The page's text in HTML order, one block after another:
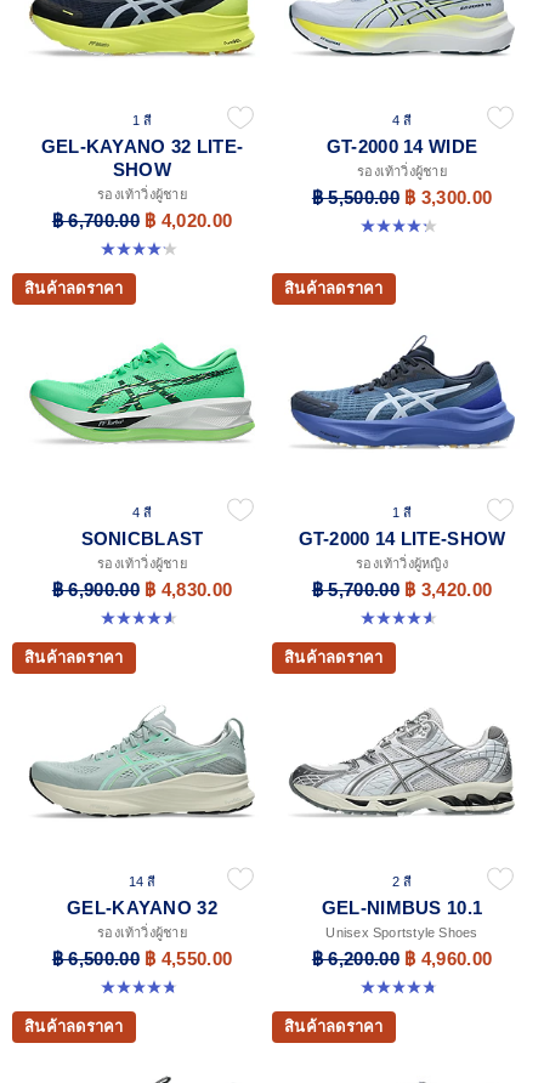
1 สี
GEL-KAYANO 32 LITE-
SHOW
รองเท้าวิ่งผู้ชาย
฿ 6,700.00 ฿ 4,020.00
4.2 จาก 5 ดาว 13 รีวิว
4 สี
GT-2000 14 WIDE
รองเท้าวิ่งผู้ชาย
฿ 5,500.00 ฿ 3,300.00
4.2 จาก 5 ดาว 57 รีวิว
สินค้าลดราคา
4 สี
SONICBLAST
รองเท้าวิ่งผู้ชาย
฿ 6,900.00 ฿ 4,830.00
4.6 จาก 5 ดาว 191 รีวิว
สินค้าลดราคา
1 สี
GT-2000 14 LITE-SHOW
รองเท้าวิ่งผู้หญิง
฿ 5,700.00 ฿ 3,420.00
4.6 จาก 5 ดาว 5 รีวิว
สินค้าลดราคา
14 สี
GEL-KAYANO 32
รองเท้าวิ่งผู้ชาย
฿ 6,500.00 ฿ 4,550.00
4.8 จาก 5 ดาว 534 รีวิว
สินค้าลดราคา
2 สี
GEL-NIMBUS 10.1
Unisex Sportstyle Shoes
฿ 6,200.00 ฿ 4,960.00
4.7 จาก 5 ดาว 38 รีวิว
สินค้าลดราคา สินค้าลดราคา